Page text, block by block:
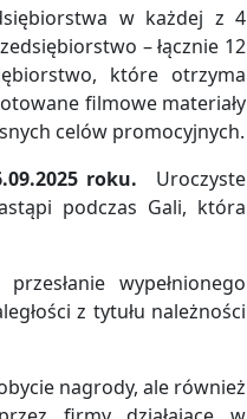
w każdej z 4
– łącznie 12
które otrzyma
filmowe materiały
celów promocyjnych.
roku.
Uroczyste
podczas Gali, która
wypełnionego
z tytułu należności
nagrody, ale również